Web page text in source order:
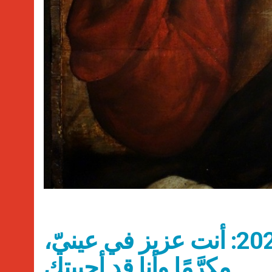
عناوين الثلاثاء 20 حزيران 2023: أنت عزيز في عينيّ،